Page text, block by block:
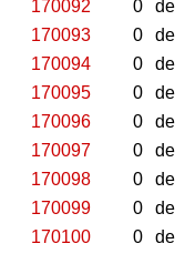
170092
0 de
170093
0 de
170094
0 de
170095
0 de
170096
0 de
170097
0 de
170098
0 de
170099
0 de
170100
0 de